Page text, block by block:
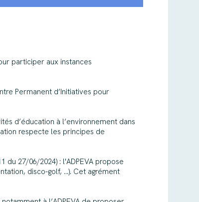
participer aux instances
Permanent d’Initiatives pour
d’éducation à l’environnement dans
respecte les principes de
du 27/06/2024) : l'ADPEVA propose
disco-golf, ...). Cet agrément